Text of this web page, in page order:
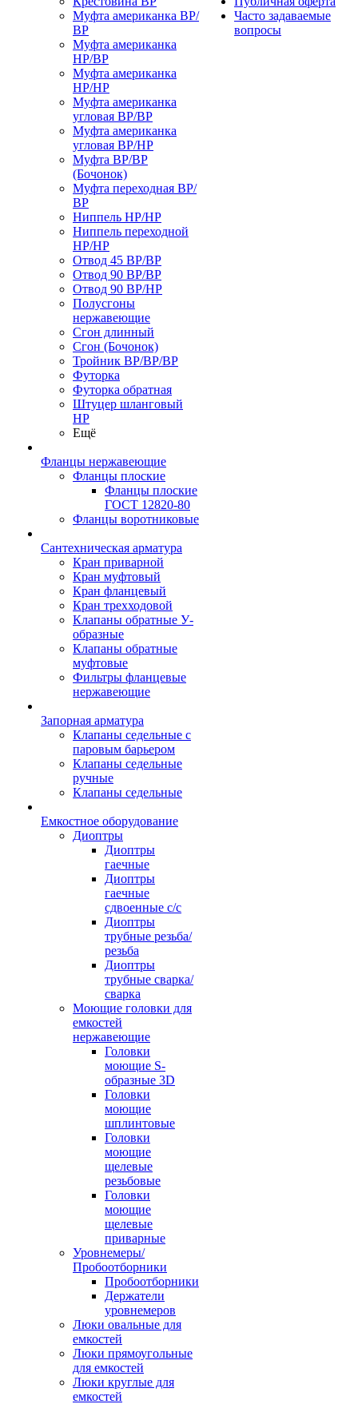
Муфта американка ВР/
ВР
Муфта американка
НР/ВР
Муфта американка
НР/НР
Муфта американка
угловая ВР/ВР
Муфта американка
угловая ВР/НР
Муфта ВР/ВР
(Бочонок)
Муфта переходная ВР/
ВР
Ниппель НР/НР
Ниппель переходной
НР/НР
Отвод 45 ВР/ВР
Отвод 90 ВР/ВР
Отвод 90 ВР/НР
Полусгоны
нержавеющие
Сгон длинный
Сгон (Бочонок)
Тройник ВР/ВР/ВР
Футорка
Футорка обратная
Штуцер шланговый
НР
Ещё
Фланцы нержавеющие
Фланцы плоские
Фланцы плоские
ГОСТ 12820-80
Фланцы воротниковые
Сантехническая арматура
Кран приварной
Кран муфтовый
Кран фланцевый
Кран трехходовой
Клапаны обратные У-
образные
Клапаны обратные
муфтовые
Фильтры фланцевые
нержавеющие
Запорная арматура
Клапаны седельные с
паровым барьером
Клапаны седельные
ручные
Клапаны седельные
Емкостное оборудование
Диоптры
Диоптры
гаечные
Диоптры
гаечные
сдвоенные c/c
Диоптры
трубные резьба/
резьба
Диоптры
трубные сварка/
сварка
Моющие головки для
емкостей
нержавеющие
Головки
моющие S-
образные 3D
Головки
моющие
шплинтовые
Головки
моющие
щелевые
резьбовые
Головки
моющие
щелевые
приварные
Уровнемеры/
Пробоотборники
Пробоотборники
Держатели
уровнемеров
Люки овальные для
емкостей
Люки прямоугольные
для емкостей
Люки круглые для
емкостей
Часто задаваемые
вопросы